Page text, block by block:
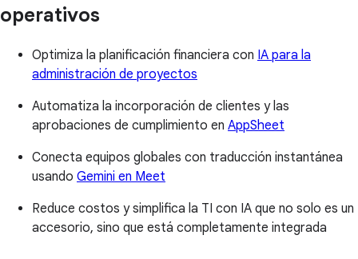
operativos
Optimiza la planificación financiera con IA para la
administración de proyectos
Automatiza la incorporación de clientes y las
aprobaciones de cumplimiento en AppSheet
Conecta equipos globales con traducción instantánea
usando Gemini en Meet
Reduce costos y simplifica la TI con IA que no solo es un
accesorio, sino que está completamente integrada